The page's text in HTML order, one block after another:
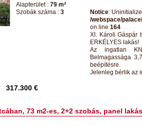
Alapterület : 79 m²
Szobák száma : 3 Notice:
/webspace/
on line 164
XI. Károli Gáspár
ERKÉLYES lakás!
Az ingatlan
Belmagassága
beépítésre.
Jelenleg bérlik az
317.300 €
73 m2-es, 2+2 szobás, panel